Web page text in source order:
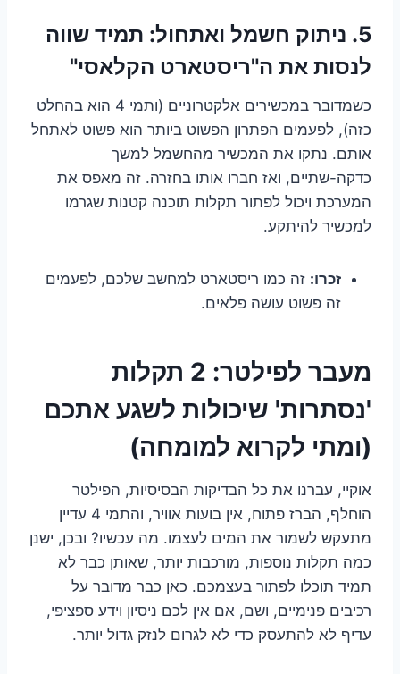
5. ניתוק חשמל ואתחול: תמיד שווה
לנסות את ה"ריסטארט הקלאסי"
כשמדובר במכשירים אלקטרוניים (ותמי 4 הוא בהחלט
כזה), לפעמים הפתרון הפשוט ביותר הוא פשוט לאתחל
אותם. נתקו את המכשיר מהחשמל למשך
כדקה-שתיים, ואז חברו אותו בחזרה. זה מאפס את
המערכת ויכול לפתור תקלות תוכנה קטנות שגרמו
למכשיר להיתקע.
זכרו: זה כמו ריסטארט למחשב שלכם, לפעמים
זה פשוט עושה פלאים.
מעבר לפילטר: 2 תקלות
'נסתרות' שיכולות לשגע אתכם
(ומתי לקרוא למומחה)
אוקיי, עברנו את כל הבדיקות הבסיסיות, הפילטר
הוחלף, הברז פתוח, אין בועות אוויר, והתמי 4 עדיין
מתעקש לשמור את המים לעצמו. מה עכשיו? ובכן, ישנן
כמה תקלות נוספות, מורכבות יותר, שאותן כבר לא
תמיד תוכלו לפתור בעצמכם. כאן כבר מדובר על
רכיבים פנימיים, ושם, אם אין לכם ניסיון וידע ספציפי,
עדיף לא להתעסק כדי לא לגרום לנזק גדול יותר.